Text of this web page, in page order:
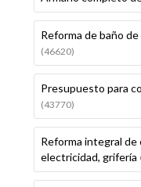
Reforma de baño
(46620)
Presupuesto para
(43770)
Reforma integral de
electricidad, grifería